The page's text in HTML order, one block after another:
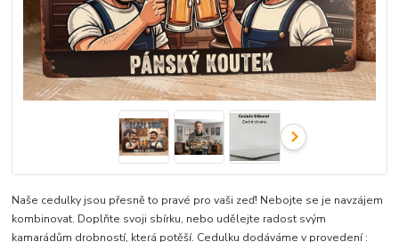
Naše cedulky jsou přesně to pravé pro vaši zeď! Nebojte se je navzájem
kombinovat. Doplňte svoji sbírku, nebo udělejte radost svým
kamarádům drobností, která potěší. Cedulku dodáváme v provedení :